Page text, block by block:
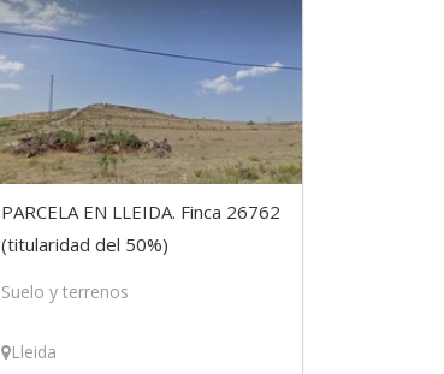
PARCELA EN LLEIDA. Finca 26762
(titularidad del 50%)
Suelo y terrenos
Lleida